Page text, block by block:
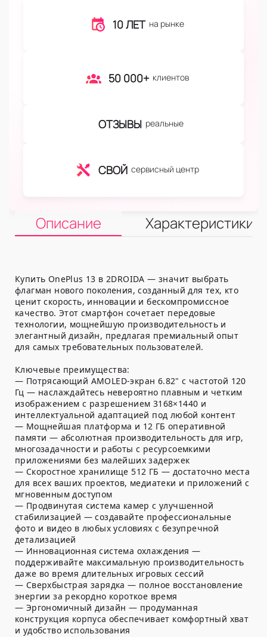
10 ЛЕТ на рынке
50 000+ клиентов
ОТЗЫВЫ реальные
СВОЙ сервисный центр
Описание Характеристики
Купить OnePlus 13 в 2DROIDA — значит выбрать
флагман нового поколения, созданный для тех, кто
ценит скорость, инновации и бескомпромиссное
качество. Этот смартфон сочетает передовые
технологии, мощнейшую производительность и
элегантный дизайн, предлагая премиальный опыт
для самых требовательных пользователей.
Ключевые преимущества:
— Потрясающий AMOLED-экран 6.82" с частотой 120
Гц — наслаждайтесь невероятно плавным и четким
изображением с разрешением 3168×1440 и
интеллектуальной адаптацией под любой контент
— Мощнейшая платформа и 12 ГБ оперативной
памяти — абсолютная производительность для игр,
многозадачности и работы с ресурсоемкими
приложениями без малейших задержек
— Скоростное хранилище 512 ГБ — достаточно места
для всех ваших проектов, медиатеки и приложений с
мгновенным доступом
— Продвинутая система камер с улучшенной
стабилизацией — создавайте профессиональные
фото и видео в любых условиях с безупречной
детализацией
— Инновационная система охлаждения —
поддерживайте максимальную производительность
даже во время длительных игровых сессий
— Сверхбыстрая зарядка — полное восстановление
энергии за рекордно короткое время
— Эргономичный дизайн — продуманная
конструкция корпуса обеспечивает комфортный хват
и удобство использования